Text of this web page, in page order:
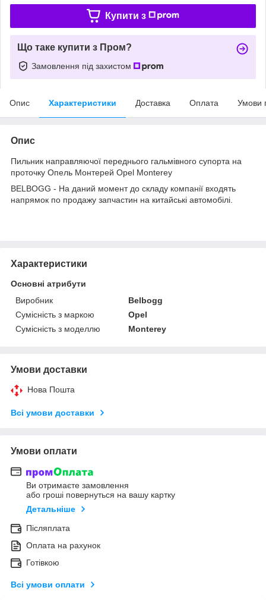
Купити з
Що таке купити з Пром?
Замовлення під захистом
Опис Характеристики Доставка Оплата Умови
Опис
Пильник направляючої переднього гальмівного супорта на
проточку Опель Монтерей Opel Monterey
BELBOGG - На даний момент до складу компанії входять
напрямок по продажу запчастин на китайські автомобілі.
Характеристики
Основні атрибути
Виробник
Belbogg
Сумісність з маркою
Opel
Сумісність з моделлю
Monterey
Умови доставки
Нова Пошта
Всі умови доставки
Умови оплати
Ви отримаєте замовлення
або гроші повернуться на вашу картку
Детальніше
Післяплата
Оплата на рахунок
Готівкою
Всі умови оплати